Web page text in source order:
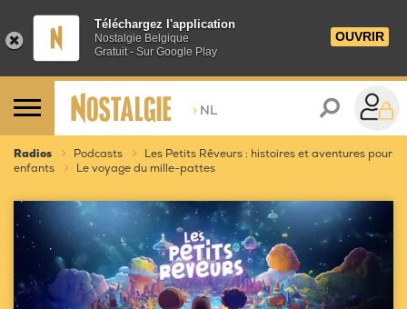
Téléchargez l'application
Nostalgie Belgique
Gratuit - Sur Google Play
OUVRIR
> NL
Radios Podcasts
Les Petits Rêveurs : histoires et aventures pour
enfants
Le voyage du mille-pattes